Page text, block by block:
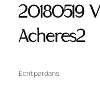
20180519
Acheres2
Écrit pardans